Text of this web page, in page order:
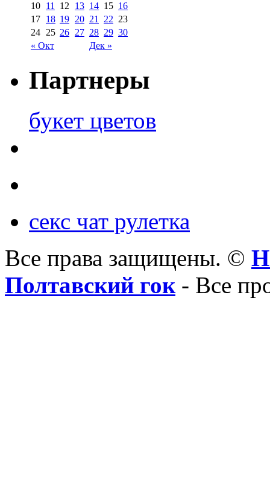
« Окт Дек »
10 11 12 13 14 15 16
17 18 19 20 21 22 23
24 25 26 27 28 29 30
Партнеры
букет цветов
секс чат рулетка
Все права защищены. ©
Полтавский гок- Все